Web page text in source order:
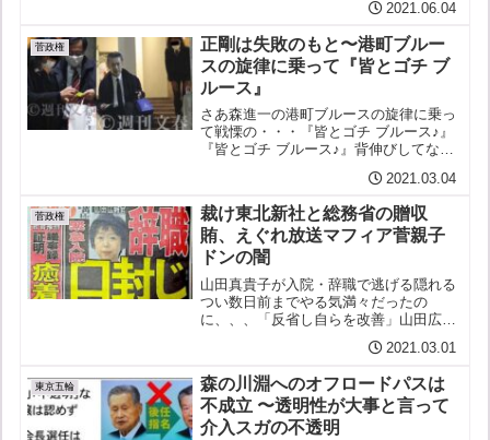
2021年6月2日 東京五輪・パラのボラン
ティア 約8万人のうち1万人辞退NHK
2021年...
2021.06.04
菅政権
正剛は失敗のもと〜港町ブルー
スの旋律に乗って『皆とゴチ ブ
ルース』
さあ森進一の港町ブルースの旋律に乗っ
て戦慄の・・・『皆とゴチ ブルース♪』
『皆とゴチ ブルース♪』背伸びしてなる
なたに送ったササニシキかえして皆と
皆と飲み食い スガ正剛♪「一人一問」
に限る記者「このあと...
2021.03.04
菅政権
裁け東北新社と総務省の贈収
賄、えぐれ放送マフィア菅親子
ドンの闇
山田真貴子が入院・辞職で逃げる隠れる
つい数日前までやる気満々だったの
に、、、「反省し自らを改善」山田広報
菅首相「女性広報官として期待」７万円
接待の山田真貴子氏を続投の考え2月24
日 だったのに次なる文...
2021.03.01
東京五輪
森の川淵へのオフロードパスは
不成立 〜透明性が大事と言って
介入スガの不透明